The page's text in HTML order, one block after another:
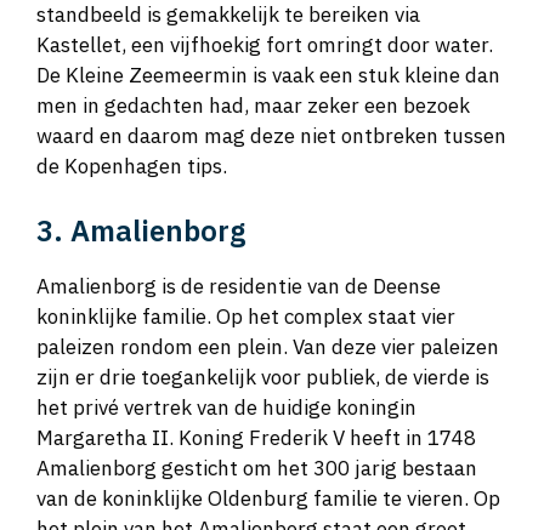
standbeeld is gemakkelijk te bereiken via
Kastellet, een vijfhoekig fort omringt door water.
De Kleine Zeemeermin is vaak een stuk kleine dan
men in gedachten had, maar zeker een bezoek
waard en daarom mag deze niet ontbreken tussen
de Kopenhagen tips.
3. Amalienborg
Amalienborg is de residentie van de Deense
koninklijke familie. Op het complex staat vier
paleizen rondom een plein. Van deze vier paleizen
zijn er drie toegankelijk voor publiek, de vierde is
het privé vertrek van de huidige koningin
Margaretha II. Koning Frederik V heeft in 1748
Amalienborg gesticht om het 300 jarig bestaan
van de koninklijke Oldenburg familie te vieren. Op